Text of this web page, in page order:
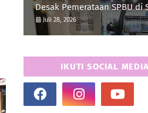
Desak Pemerataan SPBU di
Juli 28, 2026
IKUTI SOCIAL